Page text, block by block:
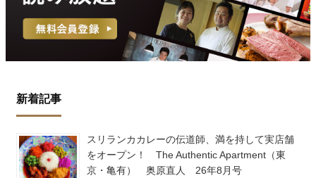
新着記事
スリランカカレーの伝道師、満を持して実店舗
をオープン！ The Authentic Apartment（東
京・亀有） 奥原直人 26年8月号